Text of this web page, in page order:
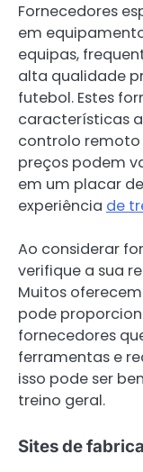
Fornecedores
em
equipas,
alta qualidade
futebol. Estes
características
controlo remoto
preços podem
em um placar
experiência de
Ao considerar
verifique a sua
Muitos
pode
fornecedores
ferramentas e
isso pode ser
treino geral.
Sites de